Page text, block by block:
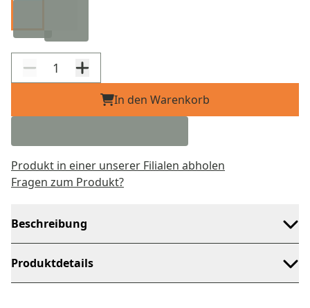
In den Warenkorb
Produkt in einer unserer Filialen abholen
Fragen zum Produkt?
Beschreibung
Produktdetails